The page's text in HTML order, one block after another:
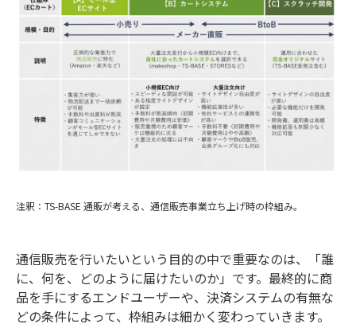
注釈：TS-BASE 通販が考える、通信販売事業立ち上げ時の枠組み。
通信販売を行いたいという目的の中で重要なのは、「誰
に、何を、どのように届けたいのか」です。最終的に商
品を手にするエンドユーザーや、決済システムの有無な
どの条件によって、枠組みは細かく変わっていきます。